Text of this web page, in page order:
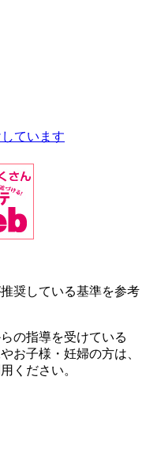
ています
奨している基準を参考
の指導を受けている
お子様・妊婦の方は、
ください。